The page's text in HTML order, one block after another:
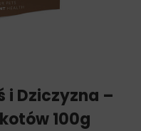
i Dziczyzna –
100g